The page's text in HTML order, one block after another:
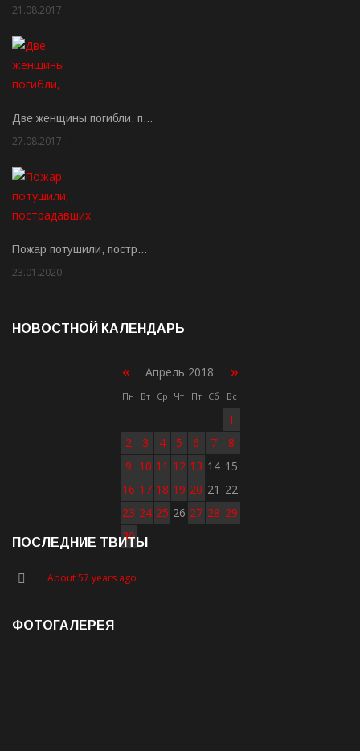
21.08.2017
Две женщины погибли, п…
27.08.2017
Пожар потушили, постр…
23.01.2020
НОВОСТНОЙ КАЛЕНДАРЬ
« Апрель 2018 »
Пн Вт Ср Чт Пт Сб Вс
1
2
3 4 5 6 7
8
9 10 11 12 13 14 15
16 17 18 19 20 21 22
23 24 25 26 27 28 29
30
ПОСЛЕДНИЕ ТВИТЫ
About 57 years ago
ФОТОГАЛЕРЕЯ